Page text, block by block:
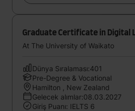
Graduate Certificate in Digital
At The University of Waikato
Dünya Sıralaması:401
Pre-Degree & Vocational
Hamilton , New Zealand
Gelecek alımlar:08.03.2027
Giriş Puanı: IELTS 6